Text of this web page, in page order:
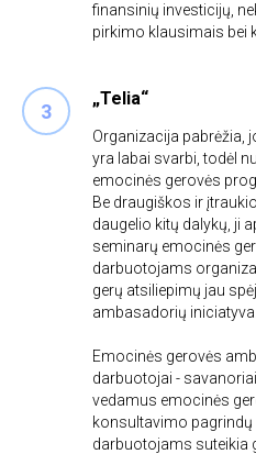
finansinių investicijų,
pirkimo klausimais bei
„Telia“
Organizacija pabrėžia,
yra labai svarbi, todėl
emocinės gerovės
Be draugiškos ir
daugelio kitų dalykų, ji
seminarų emocinės
darbuotojams
gerų atsiliepimų jau
ambasadorių iniciatyva.
Emocinės gerovės
darbuotojai -
vedamus emocinės
konsultavimo
darbuotojams suteikia